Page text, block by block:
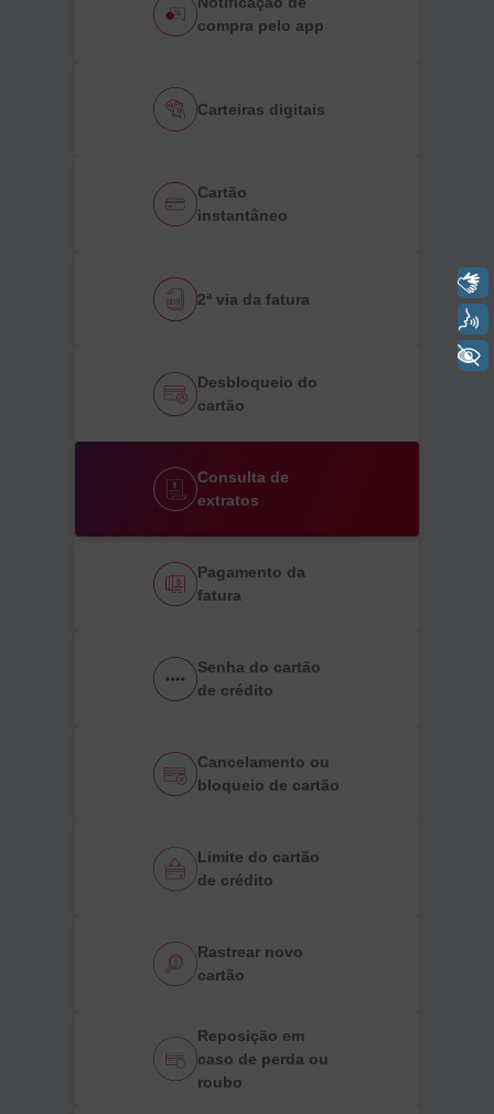
compra pelo app
Carteiras digitais
Cartão
instantâneo
2ª via da fatura
Desbloqueio do
cartão
Consulta de
extratos
Pagamento da
fatura
Senha do cartão
de crédito
Cancelamento ou
bloqueio de cartão
Limite do cartão
de crédito
Rastrear novo
cartão
Reposição em
caso de perda ou
roubo